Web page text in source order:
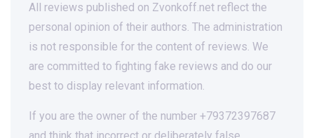
All reviews published on Zvonkoff.net reflect the
personal opinion of their authors. The administration
is not responsible for the content of reviews. We
are committed to fighting fake reviews and do our
best to display relevant information.
If you are the owner of the number +79372397687